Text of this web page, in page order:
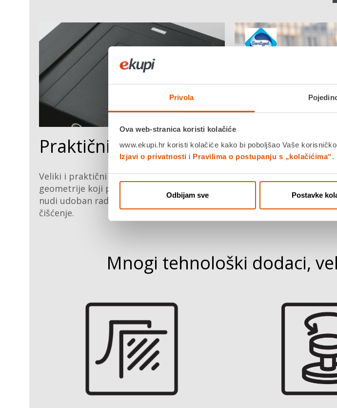
Privola
Ova web-stranica koristi kolačiće
www.ekupi.hr koristi kolačiće kako bi poboljšao Vaše
Izjavi o privatnosti i Pravilima o postupanju s „kolačićima“.
Odbijam sve Postavke
Praktični ocjeđivač
Veliki i praktični ocjeđivač originalne
geometrije koji pogoduje protoku vode i
nudi udoban radni prostor jednostavan za
čišćenje.
Sanitized®
Materijali tretirani
rizik od širenja bakterija
Mnogi tehnološki dodaci,